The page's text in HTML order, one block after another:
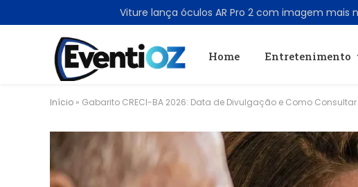
Home Entretenimento
Início » Gabarito CRECI-BA 2026: Data de Divulgação e Como